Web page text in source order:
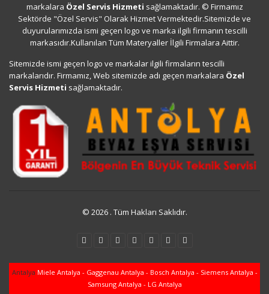
markalara Özel Servis Hizmeti sağlamaktadır. © Firmamız
Sektörde "Özel Servis" Olarak Hizmet Vermektedir.Sitemizde ve
duyurularımızda ismi geçen logo ve marka ilgili firmanın tescilli
markasıdır.Kullanılan Tüm Materyaller İlgili Firmalara Aittir.
Sitemizde ismi geçen logo ve markalar ilgili firmaların tescilli
markalarıdır. Firmamız, Web sitemizde adı geçen markalara Özel
Servis Hizmeti sağlamaktadır.
© 2026 . Tüm Hakları Saklıdır.
Antalya Miele Antalya - Gaggenau Antalya - Bosch Antalya - Siemens Antalya -
Samsung Antalya - LG Antalya